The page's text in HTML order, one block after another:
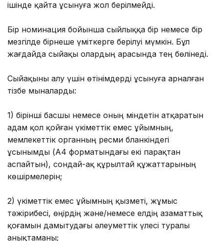
ішінде қайта ұсынуға жол берілмейді.
Бір номинация бойынша сыйлыққа бір немесе бір
мезгілде бірнеше үміткерге берілуі мүмкін. Бұл
жағдайда сыйақы олардың арасында тең бөлінеді.
Сыйақыны алу үшін өтінімдерді ұсынуға арналған
тізбе мыналарды:
1) бірінші басшы немесе оның міндетін атқаратын
адам қол қойған үкіметтік емес ұйымның,
мемлекеттік органның ресми бланкіндегі
ұсынымды (А4 форматындағы екі парақтан
аспайтын), сондай-ақ құрылтай құжаттарының
көшірмелерін;
2) үкіметтік емес ұйымның қызметі, жұмыс
тәжірибесі, өңірдің және/немесе елдің азаматтық
қоғамын дамытудағы әлеуметтік үлесі туралы
анықтаманы;